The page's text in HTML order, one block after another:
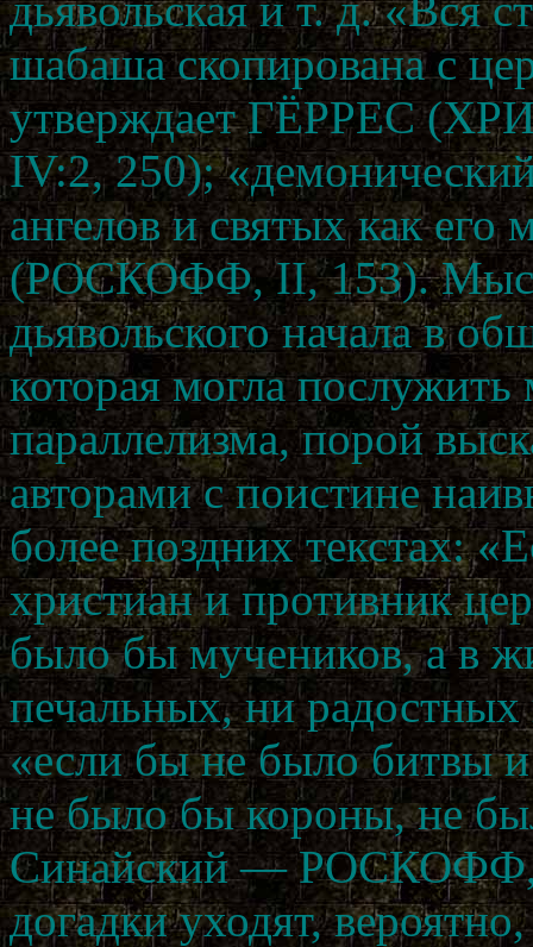
шабаша скопирована с
утверждает ГЁРРЕС
IV:2, 250);
ангелов и святых как его
(РОСКОФФ, II, 153).
дьявольского начала в
которая могла послужить
параллелизма, порой
авторами с поистине
более поздних текстах:
христиан и противник
было бы мучеников, а в
печальных, ни
«если бы не было битвы
не было бы короны, не
Синайский — РОСКОФФ,
догадки уходят,